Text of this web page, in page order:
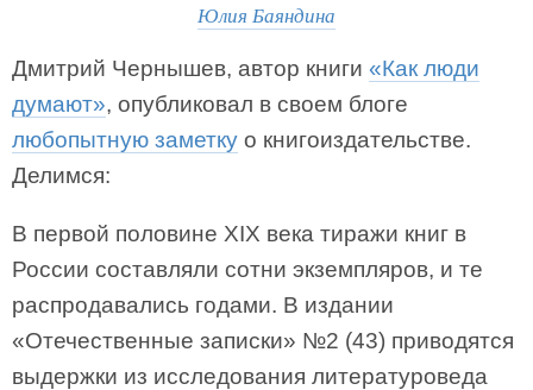
Юлия Баяндина
Дмитрий Чернышев, автор книги «Как люди
думают», опубликовал в своем блоге
любопытную заметку о книгоиздательстве.
Делимся:
В первой половине XIX века тиражи книг в
России составляли сотни экземпляров, и те
распродавались годами. В издании
«Отечественные записки» №2 (43) приводятся
выдержки из исследования литературоведа